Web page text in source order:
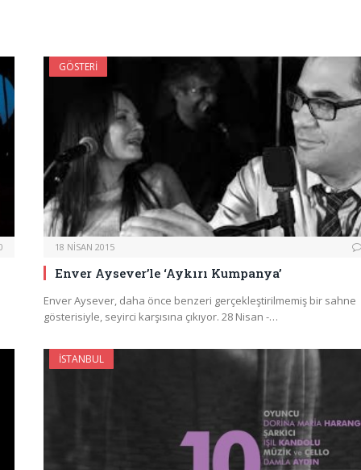
GÖSTERI
18 NISAN 2015
Enver Aysever’le ‘Aykırı Kumpanya’
Enver Aysever, daha önce benzeri gerçekleştirilmemiş bir sahne
gösterisiyle, seyirci karşısına çıkıyor. 28 Nisan -…
İSTANBUL